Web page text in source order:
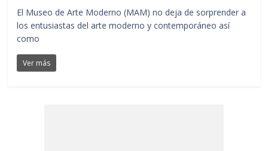
El Museo de Arte Moderno (MAM) no deja de sorprender a
los entusiastas del arte moderno y contemporáneo así
como
Ver más